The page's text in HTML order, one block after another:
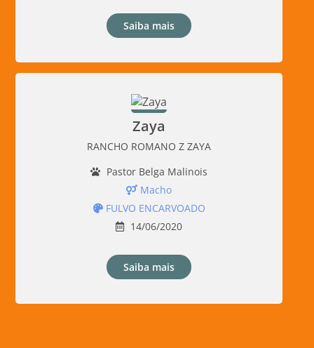
Saiba mais
Zaya
RANCHO ROMANO Z ZAYA
Pastor Belga Malinois
Macho
FULVO ENCARVOADO
14/06/2020
Saiba mais